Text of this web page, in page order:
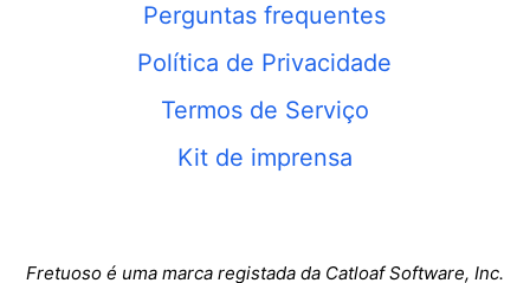
Perguntas frequentes
Política de Privacidade
Termos de Serviço
Kit de imprensa
Fretuoso é uma marca registada da Catloaf Software, Inc.